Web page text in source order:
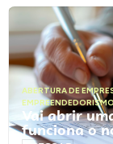
ABERTURA DE
EMPREENDEDORISMO
Vai abrir
funciona o